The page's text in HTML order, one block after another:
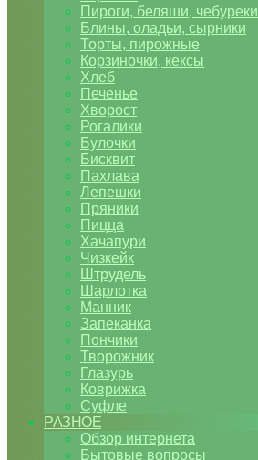
Пироги, беляши, чебуреки
Блины, оладьи, сырники
Торты, пирожные
Корзиночки, кексы
Хлеб
Печенье
Хворост
Рогалики
Булочки
Бисквит
Пахлава
Лепешки
Пряники
Пицца
Хачапури
Чизкейк
Штрудель
Шарлотка
Манник
Запеканка
Пончики
Творожник
Глазурь
Коврижка
Суфле
РАЗНОЕ
Обзор интернета
Бытовые вопросы